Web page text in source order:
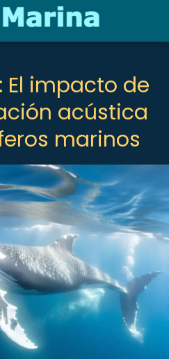
El impacto de
acústica
marinos